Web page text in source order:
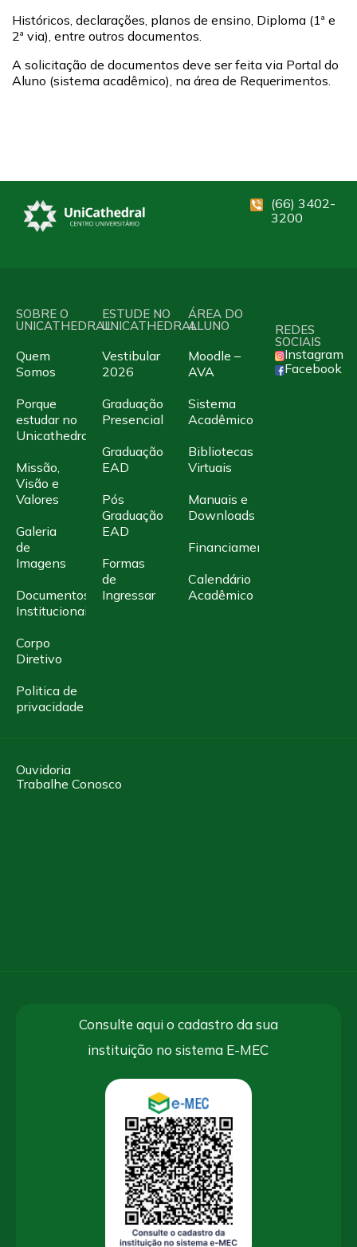
Históricos, declarações, planos de ensino, Diploma (1ª e
2ª via), entre outros documentos.
A solicitação de documentos deve ser feita via Portal do
Aluno (sistema acadêmico), na área de Requerimentos.
(66) 3402-
3200
SOBRE O
UNICATHEDRAL
Quem
Somos
Porque
estudar no
Unicathedral
Missão,
Visão e
Valores
Galeria
de
Imagens
Documentos
Institucionais
Corpo
Diretivo
Politica de
privacidade
ESTUDE NO
UNICATHEDRAL
Vestibular
2026
Graduação
Presencial
Graduação
EAD
Pós
Graduação
EAD
Formas
de
Ingressar
ÁREA DO
ALUNO
Moodle –
AVA
Sistema
Acadêmico
Bibliotecas
Virtuais
Manuais e
Downloads
Financiamento
Calendário
Acadêmico
REDES
SOCIAIS
Instagram
Facebook
Ouvidoria
Trabalhe Conosco
Consulte aqui o cadastro da sua
instituição no sistema E-MEC